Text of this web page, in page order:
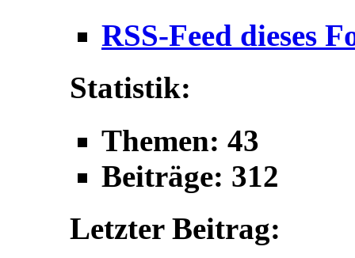
RSS-Feed dieses
Statistik:
Themen: 43
Beiträge: 312
Letzter Beitrag: